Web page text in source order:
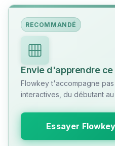
RECOMMANDÉ
Envie d'apprendre ce
Flowkey t'accompagne
interactives, du débutant
Essayer